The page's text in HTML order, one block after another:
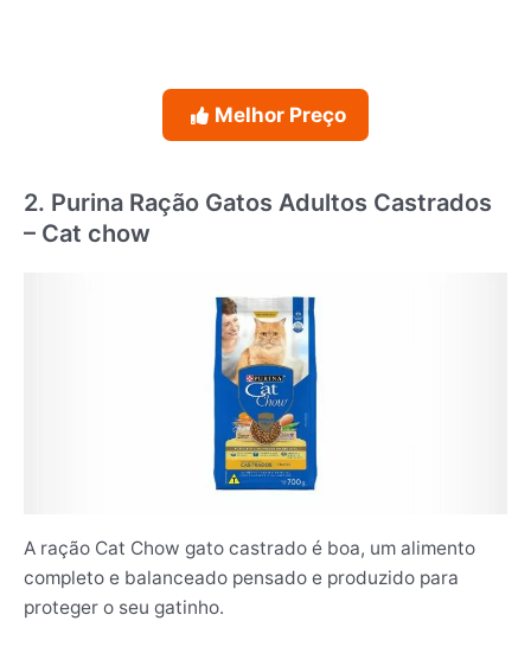
Melhor Preço
2. Purina Ração Gatos Adultos Castrados
– Cat chow
A ração Cat Chow gato castrado é boa, um alimento
completo e balanceado pensado e produzido para
proteger o seu gatinho.